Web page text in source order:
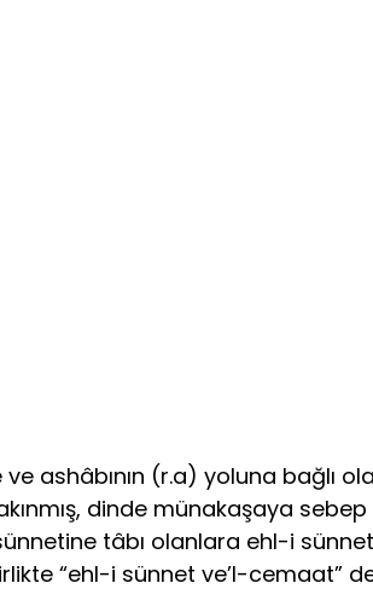
ve ashâbının (r.a) yoluna
dinde münakaşaya
tâbı olanlara ehl-i
“ehl-i sünnet ve’l-cemaat”